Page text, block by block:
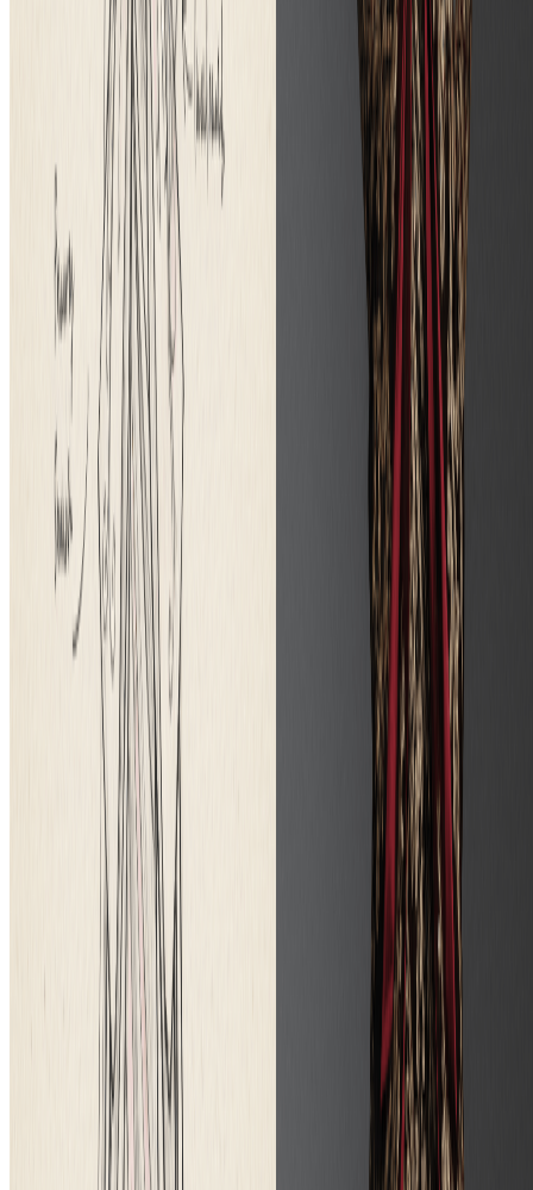
Hand Drawn Illustration Generator
Transform photos into beautiful hand-drawn illustrations with our
free AI illustration generator.